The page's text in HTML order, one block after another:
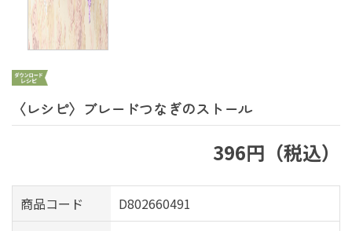
〈レシピ〉ブレードつなぎのストール
396円（税込）
商品コード
D802660491